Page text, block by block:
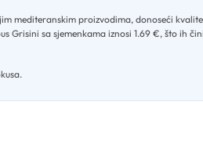
mediteranskim proizvodima, donoseći
Grisini sa sjemenkama iznosi 1.69 €, što ih